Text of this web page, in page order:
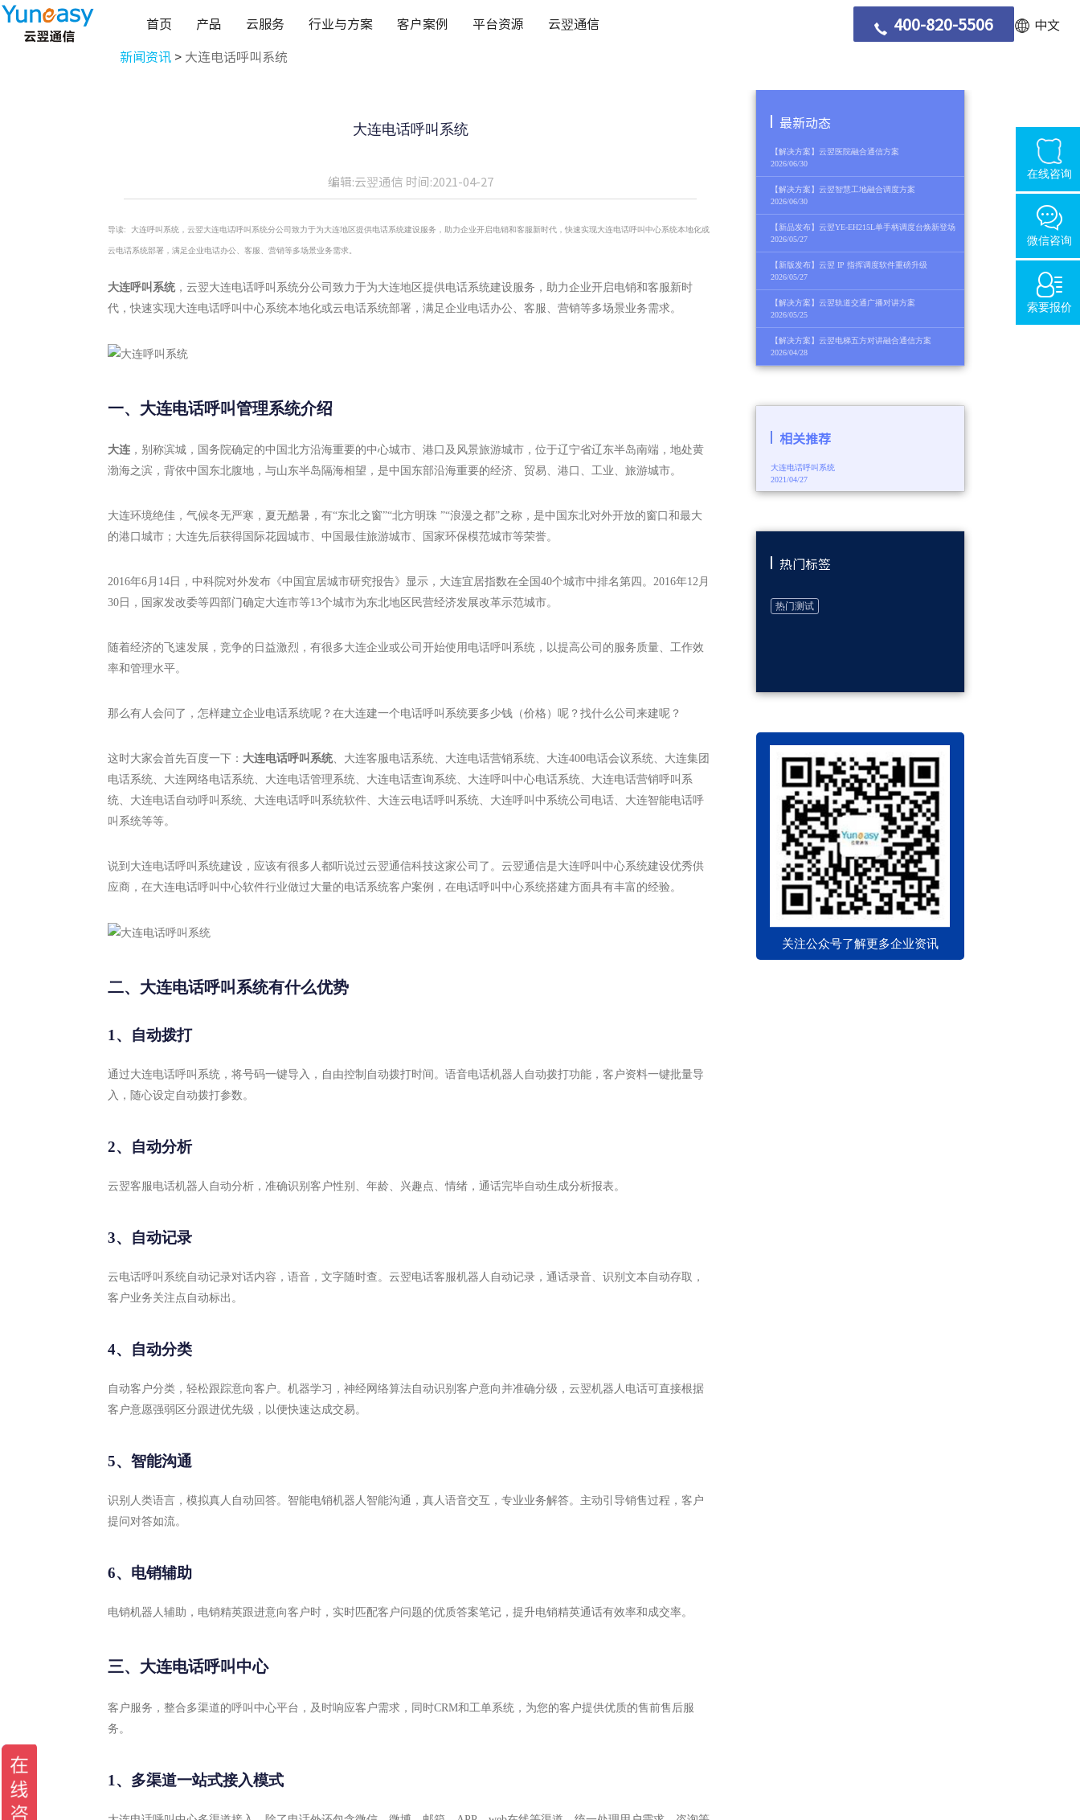
首页 产品 云服务 行业与方案 客户案例 平台资源 云翌通信 中文
400-820-5506
新闻资讯 > 大连电话呼叫系统
大连电话呼叫系统
编辑:云翌通信 时间:2021-04-27
导读: 大连呼叫系统，云翌大连电话呼叫系统分公司致力于为大连地区提供电话系统建设服务，助力企业开启电销和客服新时代，快速实现大连电话呼叫中心系统本地化或
云电话系统部署，满足企业电话办公、客服、营销等多场景业务需求。
大连呼叫系统，云翌大连电话呼叫系统分公司致力于为大连地区提供电话系统建设服务，助力企业开启电销和客服新时
代，快速实现大连电话呼叫中心系统本地化或云电话系统部署，满足企业电话办公、客服、营销等多场景业务需求。
一、大连电话呼叫管理系统介绍
大连 ，别称滨城，国务院确定的中国北方沿海重要的中心城市、港口及风景旅游城市，位于辽宁省辽东半岛南端，地处黄
渤海之滨，背依中国东北腹地，与山东半岛隔海相望，是中国东部沿海重要的经济、贸易、港口、工业、旅游城市。
大连环境绝佳，气候冬无严寒，夏无酷暑，有“东北之窗”“北方明珠 ”“浪漫之都”之称，是中国东北对外开放的窗口和最大
的港口城市；大连先后获得国际花园城市、中国最佳旅游城市、国家环保模范城市等荣誉。
2016年6月14日，中科院对外发布《中国宜居城市研究报告》显示，大连宜居指数在全国40个城市中排名第四。2016年12月
30日，国家发改委等四部门确定大连市等13个城市为东北地区民营经济发展改革示范城市。
随着经济的飞速发展，竞争的日益激烈，有很多大连企业或公司开始使用电话呼叫系统，以提高公司的服务质量、工作效
率和管理水平。
那么有人会问了，怎样建立企业电话系统呢？在大连建一个电话呼叫系统要多少钱（价格）呢？找什么公司来建呢？
这时大家会首先百度一下： 大连电话呼叫系统、大连客服电话系统、大连电话营销系统、大连400电话会议系统、大连集团
电话系统、大连网络电话系统、大连电话管理系统、大连电话查询系统、大连呼叫中心电话系统、大连电话营销呼叫系
统、大连电话自动呼叫系统、大连电话呼叫系统软件、大连云电话呼叫系统、大连呼叫中系统公司电话、大连智能电话呼
叫系统等等。
说到大连电话呼叫系统建设，应该有很多人都听说过云翌通信科技这家公司了。云翌通信是大连呼叫中心系统建设优秀供
应商，在大连电话呼叫中心软件行业做过大量的电话系统客户案例，在电话呼叫中心系统搭建方面具有丰富的经验。
二、大连电话呼叫系统有什么优势
1、自动拨打
通过大连电话呼叫系统，将号码一键导入，自由控制自动拨打时间。语音电话机器人自动拨打功能，客户资料一键批量导
入，随心设定自动拨打参数。
2、自动分析
云翌客服电话机器人自动分析，准确识别客户性别、年龄、兴趣点、情绪，通话完毕自动生成分析报表。
3、自动记录
云电话呼叫系统自动记录对话内容，语音，文字随时查。云翌电话客服机器人自动记录，通话录音、识别文本自动存取，
客户业务关注点自动标出。
4、自动分类
自动客户分类，轻松跟踪意向客户。机器学习，神经网络算法自动识别客户意向并准确分级，云翌机器人电话可直接根据
客户意愿强弱区分跟进优先级，以便快速达成交易。
5、智能沟通
识别人类语言，模拟真人自动回答。智能电销机器人智能沟通，真人语音交互，专业业务解答。主动引导销售过程，客户
提问对答如流。
6、电销辅助
电销机器人辅助，电销精英跟进意向客户时，实时匹配客户问题的优质答案笔记，提升电销精英通话有效率和成交率。
三、大连电话呼叫中心
客户服务，整合多渠道的呼叫中心平台，及时响应客户需求，同时CRM和工单系统，为您的客户提供优质的售前售后服
务。
1、多渠道一站式接入模式
最新动态
【解决方案】云翌医院融合通信方案
2026/06/30
【解决方案】云翌智慧工地融合调度方案
2026/06/30
【新品发布】云翌YE-EH215L单手柄调度台焕新登场
2026/05/27
【新版发布】云翌 IP 指挥调度软件重磅升级
2026/05/27
【解决方案】云翌轨道交通广播对讲方案
2026/05/25
【解决方案】云翌电梯五方对讲融合通信方案
2026/04/28
相关推荐
大连电话呼叫系统
2021/04/27
热门标签
热门测试
关注公众号了解更多企业资讯
在线咨询
微信咨询
索要报价